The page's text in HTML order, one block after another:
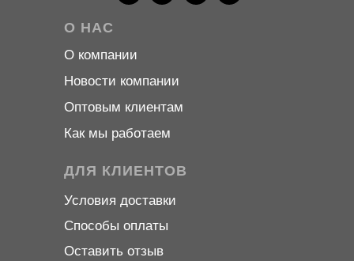
О НАС
ДЛЯ КЛИЕНТОВ
Условия доставки
Способы оплаты
Оставить отзыв
О компании
Оптовым клиентам
Новости компании
Как мы работаем